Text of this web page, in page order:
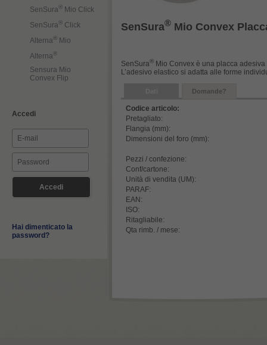
SenSura ®
Mio Click
SenSura ® Click
Alterna ®
Mio
Alterna ®
Sensura Mio
Convex Flip
Accedi
Hai dimenticato la
password?
SenSura® Mio Convex
SenSura® Mio Convex è una placca
L’adesivo elastico si adatta alle forme
Domande?
Codice articolo:
Pretagliato:
Flangia (mm):
Dimensioni del foro (mm):
Pezzi / confezione:
Conf/cartone:
Unità di vendita (UM):
PARAF:
EAN:
ISO:
Ritagliabile:
Qta rimb. / mese: